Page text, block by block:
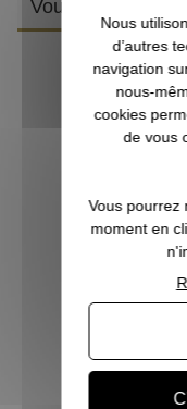
Vous aimerez
Couteau
Nous
d’autres
navigation
nous-
cookies
de vous
Vous pourrez
moment en